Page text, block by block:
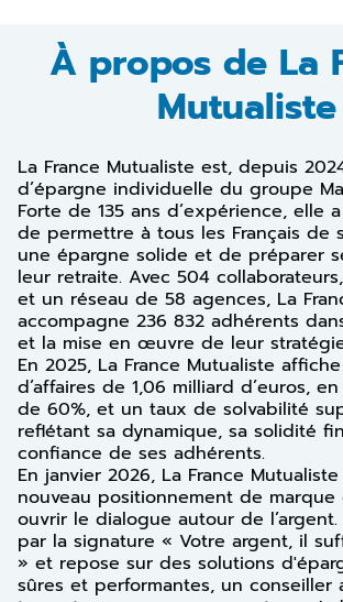
À propos de La
Mutualiste
La France Mutualiste est, depuis
d’épargne individuelle du groupe
Forte de 135 ans d’expérience, elle
de permettre à tous les Français de
une épargne solide et de préparer
leur retraite. Avec 504
et un réseau de 58 agences, La
accompagne 236 832 adhérents
et la mise en œuvre de leur
En 2025, La France Mutualiste
d’affaires de 1,06 milliard d’euros,
de 60%, et un taux de solvabilité
reflétant sa dynamique, sa solidité
confiance de ses adhérents.
En janvier 2026, La France
nouveau positionnement de
ouvrir le dialogue autour de
par la signature « Votre argent, il
» et repose sur des solutions
sûres et performantes, un conseiller